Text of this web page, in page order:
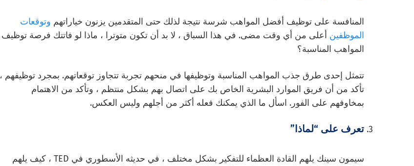
المنافسة على توظيف أفضل المواهب شرسة نتيجة لذلك حتى المتقدمين يزنون خياراتهم وتوقعات
الموظفين أعلى من أي وقت مضى. في هذا السباق ، لا بد أن تكون متوترا ، ماذا لو فاتتك فرصة توظيف
المواهب المناسبة؟
تتمثل إحدى طرق جذب المواهب المناسبة وتوظيفها في منحهم تجربة تتجاوز توقعاتهم. بمجرد توظيفهم ،
تأكد من أن فريق الموارد البشرية الخاص بك على اتصال بهم بشكل منتظم ، وتأكد من الاهتمام
بمخاوفهم على الفور. اسأل ما الذي يمكنك فعله أكثر من أجلهم وليس العكس.
تعرف على “لماذا”
سيمون سينك يلهم القادة العظماء للتفكير بشكل مختلف ، في حديثه الأسطوري في TED ، كيف يلهم